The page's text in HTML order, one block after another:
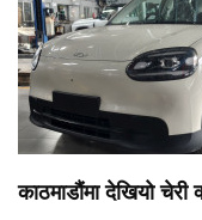
काठमाडौंमा देखियो